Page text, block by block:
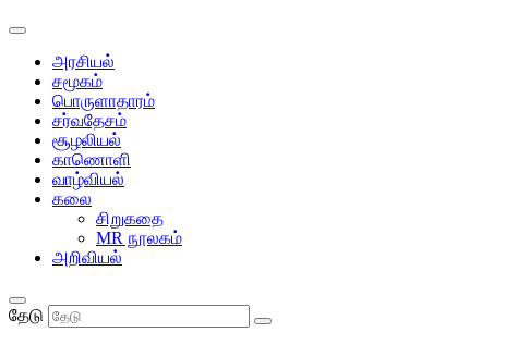
அரசியல்
சமூகம்
பொருளாதாரம்
சர்வதேசம்
சூழலியல்
காணொளி
வாழ்வியல்
கலை
சிறுகதை
MR நூலகம்
அறிவியல்
தேடு